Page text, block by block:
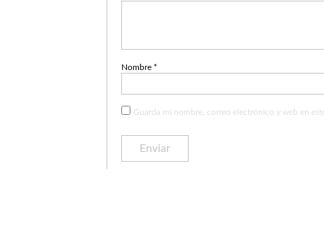
Nombre *
Guarda mi nombre, correo electrónico y web en